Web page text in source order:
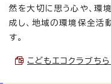
然を大切に思う心や、環
成し、地域の環境保全活
す。
こどもエコクラブち